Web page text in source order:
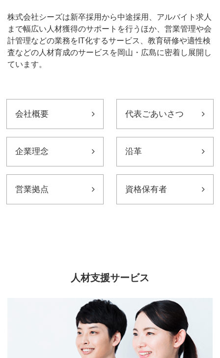
株式会社シーズは新卒採用から中途採用、アルバイト求人
まで幅広い人材獲得のサポートを行うほか、営業管理や会
計管理などの業務をIT化するサービス、教育研修や適性検
査などの人材育成のサービスを岡山・広島に密着し展開し
ています。
会社概要 代表ごあいさつ
企業理念 沿革
営業拠点 資格保有者
人材支援サービス